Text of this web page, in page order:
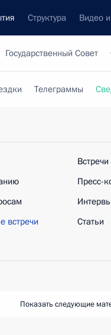
Структура Видео
Государственный Совет
Телеграммы
встречи
Пресс-
Статьи
Показать следующие